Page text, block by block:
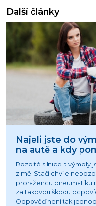
Další články
Najeli jste do
na autě a kdy
Rozbité silnice a výmoly
zimě. Stačí chvíle
proraženou pneumatiku
za takovou škodu
Odpověď není tak